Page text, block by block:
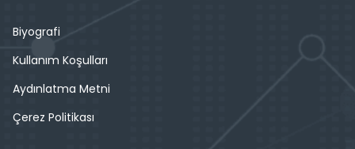
Biyografi
Kullanım Koşulları
Aydınlatma Metni
Çerez Politikası